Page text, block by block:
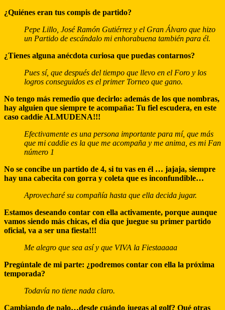
¿Quiénes eran tus compis de partido?
Pepe Lillo, José Ramón Gutiérrez y el Gran Álvaro que hizo
un Partido de escándalo mi enhorabuena también para él.
¿Tienes alguna anécdota curiosa que puedas contarnos?
Pues sí, que después del tiempo que llevo en el Foro y los
logros conseguidos es el primer Torneo que gano.
No tengo más remedio que decirlo: además de los que nombras,
hay alguien que siempre te acompaña: Tu fiel escudera, en este
caso caddie ALMUDENA!!!
Efectivamente es una persona importante para mí, que más
que mi caddie es la que me acompaña y me anima, es mi Fan
número 1
No se concibe un partido de 4, si tu vas en él … jajaja, siempre
hay una cabecita con gorra y coleta que es inconfundible…
Aprovecharé su compañía hasta que ella decida jugar.
Estamos deseando contar con ella activamente, porque aunque
vamos siendo más chicas, el día que juegue su primer partido
oficial, va a ser una fiesta!!!
Me alegro que sea así y que VIVA la Fiestaaaaa
Pregúntale de mi parte: ¿podremos contar con ella la próxima
temporada?
Todavía no tiene nada claro.
Cambiando de palo…desde cuándo juegas al golf? Qué otras